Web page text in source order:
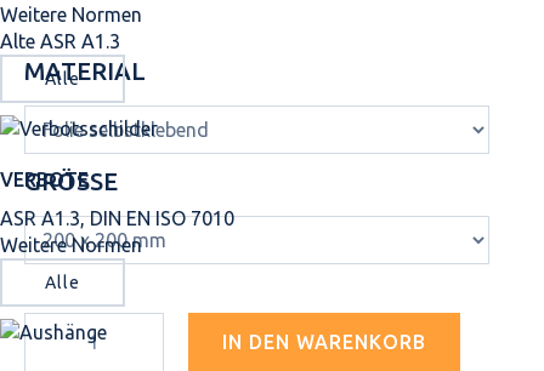
Weitere Normen
Alte ASR A1.3
Alle
VERBOTE
ASR A1.3, DIN EN ISO 7010
Weitere Normen
Alle
MATERIAL
GRÖSSE
IN DEN WARENKORB